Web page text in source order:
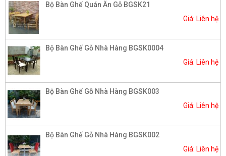
Bộ Bàn Ghế Quán Ăn Gỗ BGSK21
Giá: Liên hệ
Bộ Bàn Ghế Gỗ Nhà Hàng BGSK0004​
Giá: Liên hệ
Bộ Bàn Ghế Gỗ Nhà Hàng BGSK003
Giá: Liên hệ
Bộ Bàn Ghế Gỗ Nhà Hàng BGSK002​
Giá: Liên hệ